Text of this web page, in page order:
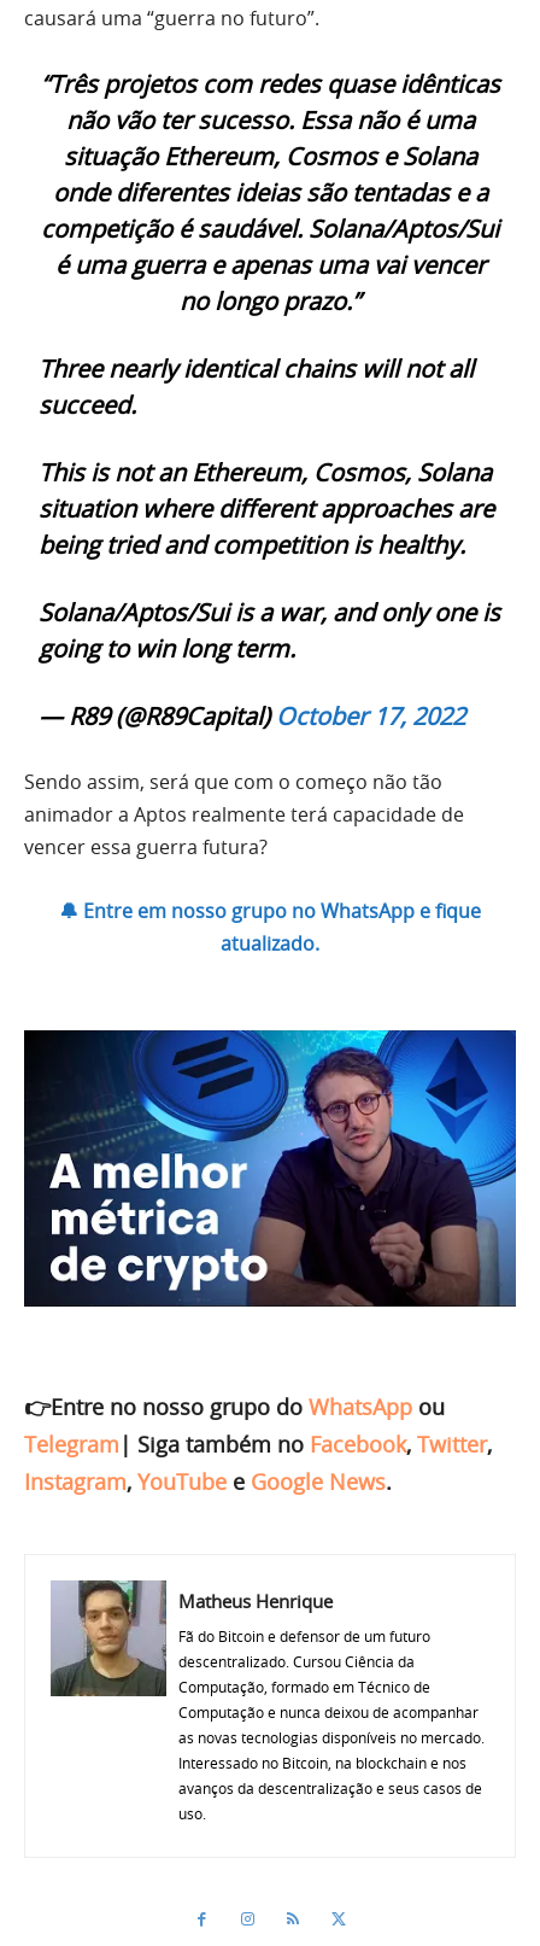
causará uma “guerra no futuro”.
“Três projetos com redes quase idênticas
não vão ter sucesso. Essa não é uma
situação Ethereum, Cosmos e Solana
onde diferentes ideias são tentadas e a
competição é saudável. Solana/Aptos/Sui
é uma guerra e apenas uma vai vencer
no longo prazo.”
Three nearly identical chains will not all
succeed.
This is not an Ethereum, Cosmos, Solana
situation where different approaches are
being tried and competition is healthy.
Solana/Aptos/Sui is a war, and only one is
going to win long term.
— R89 (@R89Capital)October 17, 2022
Sendo assim, será que com o começo não tão
animador a Aptos realmente terá capacidade de
vencer essa guerra futura?
🔔 Entre em nosso grupo no WhatsApp e fique
atualizado.
👉Entre no nosso grupo do WhatsApp ou
Telegram | Siga também no Facebook, Twitter,
Instagram, YouTube e Google News.
Matheus Henrique
Fã do Bitcoin e defensor de um futuro
descentralizado. Cursou Ciência da
Computação, formado em Técnico de
Computação e nunca deixou de acompanhar
as novas tecnologias disponíveis no mercado.
Interessado no Bitcoin, na blockchain e nos
avanços da descentralização e seus casos de
uso.